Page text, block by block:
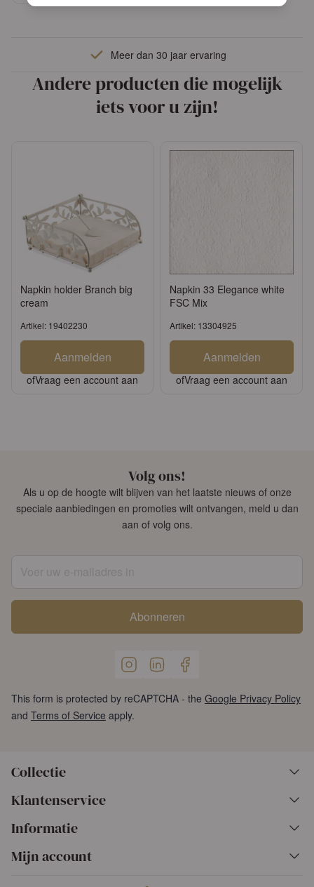
Meer dan 30 jaar ervaring
Andere producten die mogelijk
iets voor u zijn!
Napkin holder Branch big
cream
Artikel: 19402230
Aanmelden
ofVraag een account aan
Napkin 33 Elegance white
FSC Mix
Artikel: 13304925
Aanmelden
ofVraag een account aan
Volg ons!
Als u op de hoogte wilt blijven van het laatste nieuws of onze
speciale aanbiedingen en promoties wilt ontvangen, meld u dan
aan of volg ons.
Abonneren
This form is protected by reCAPTCHA - the Google Privacy Policy
and Terms of Service apply.
Collectie
Klantenservice
Informatie
Mijn account